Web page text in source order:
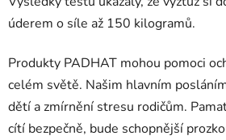
úderem o síle až 150 kilogramů.
Produkty PADHAT mohou pomoci
celém světě. Našim hlavním
dětí a zmírnění stresu rodičům.
cítí bezpečně, bude schopnější